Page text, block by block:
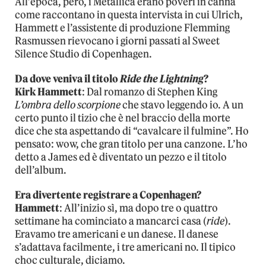
come raccontano in questa intervista in cui Ulrich,
Hammett e l’assistente di produzione Flemming
Rasmussen rievocano i giorni passati al Sweet
Silence Studio di Copenhagen.
Da dove veniva il titoloRide the Lightning?
Kirk Hammett: Dal romanzo di Stephen King
L’ombra dello scorpioneche stavo leggendo io. A un
certo punto il tizio che è nel braccio della morte
dice che sta aspettando di “cavalcare il fulmine”. Ho
pensato: wow, che gran titolo per una canzone. L’ho
detto a James ed è diventato un pezzo e il titolo
dell’album.
Era divertente registrare a Copenhagen?
Hammett: All’inizio sì, ma dopo tre o quattro
settimane ha cominciato a mancarci casa (ride).
Eravamo tre americani e un danese. Il danese
s’adattava facilmente, i tre americani no. Il tipico
choc culturale, diciamo.